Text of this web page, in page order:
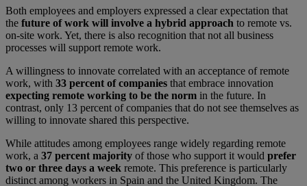
Both employees and employers expressed a clear expectation that
the future of work will involve a hybrid approach to remote vs.
on-site work. Yet, there is also recognition that not all business
processes will support remote work.
A willingness to innovate correlated with an acceptance of remote
work, with 33 percent of companies that embrace innovation
expecting remote working to be the norm in the future. In
contrast, only 13 percent of companies that do not see themselves as
willing to innovate shared this perspective.
While attitudes among employees range widely regarding remote
work, a 37 percent majority of those who support it would prefer
two or three days a week remote. This preference is particularly
distinct among workers in Spain and the United Kingdom. The